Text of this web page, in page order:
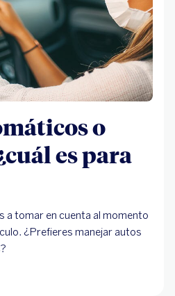
o
es para
a tomar en cuenta al momento
¿Prefieres manejar autos